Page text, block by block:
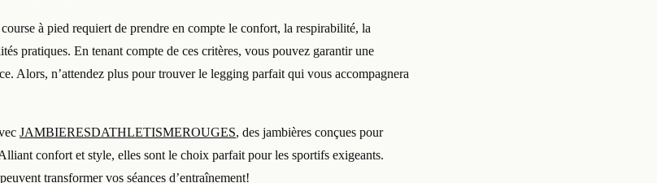
à pied requiert de prendre en compte le confort, la respirabilité, la
pratiques. En tenant compte de ces critères, vous pouvez garantir une
Alors, n’attendez plus pour trouver le legging parfait qui vous accompagnera
JAMBIERESDATHLETISMEROUGES, des jambières conçues pour
confort et style, elles sont le choix parfait pour les sportifs exigeants.
transformer vos séances d’entraînement!